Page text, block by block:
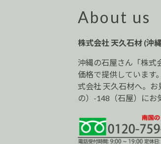
About us
株式会社 天久石材 (沖
沖縄の石屋さん「株式
価格で提供しています
式会社 天久石材へ。
の）-148（石屋）にお